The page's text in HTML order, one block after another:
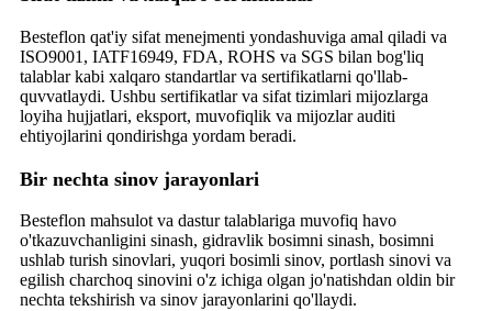
Besteflon qat'iy sifat menejmenti yondashuviga amal qiladi va
ISO9001, IATF16949, FDA, ROHS va SGS bilan bog'liq
talablar kabi xalqaro standartlar va sertifikatlarni qo'llab-
quvvatlaydi. Ushbu sertifikatlar va sifat tizimlari mijozlarga
loyiha hujjatlari, eksport, muvofiqlik va mijozlar auditi
ehtiyojlarini qondirishga yordam beradi.
Bir nechta sinov jarayonlari
Besteflon mahsulot va dastur talablariga muvofiq havo
o'tkazuvchanligini sinash, gidravlik bosimni sinash, bosimni
ushlab turish sinovlari, yuqori bosimli sinov, portlash sinovi va
egilish charchoq sinovini o'z ichiga olgan jo'natishdan oldin bir
nechta tekshirish va sinov jarayonlarini qo'llaydi.